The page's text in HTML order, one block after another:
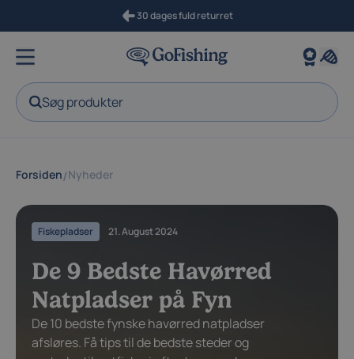
30 dages fuld returret
Søg produkter
Forsiden/Nyheder
Fiskepladser 21. August 2024
De 9 Bedste Havørred
Natpladser på Fyn
De 10 bedste fynske havørred natpladser
afsløres. Få tips til de bedste steder og